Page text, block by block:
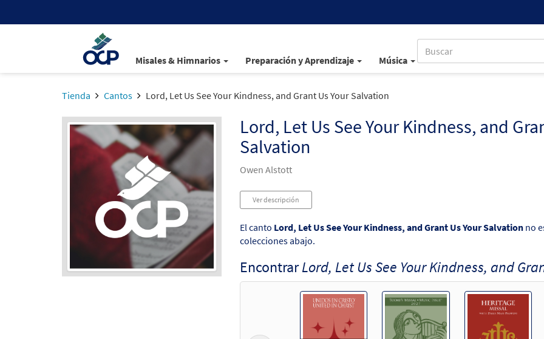
Misales & Himnarios Preparación y Aprendizaje Música
Tienda Cantos Lord, Let Us See Your Kindness, and Grant Us Your Salvation
Lord, Let Us See Your Kindness, and
Salvation
Owen Alstott
Ver descripción
El canto Lord, Let Us See Your Kindness, and Grant Us Your Salvationno
colecciones abajo.
EncontrarLord, Let Us See Your Kindness, and